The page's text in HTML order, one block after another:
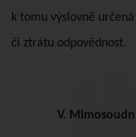
k tomu výslovně
či ztrátu odpovědnost.
V.